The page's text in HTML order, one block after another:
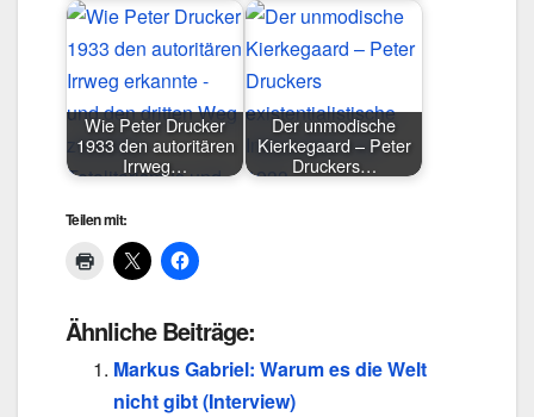
Wie Peter Drucker
1933 den autoritären
Irrweg…
Der unmodische
Kierkegaard – Peter
Druckers…
Teilen mit:
Ähnliche Beiträge:
Markus Gabriel: Warum es die Welt
nicht gibt (Interview)